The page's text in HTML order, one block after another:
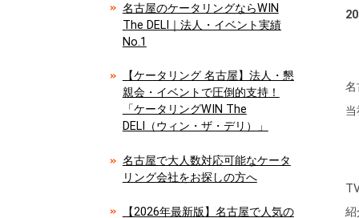
名古屋のケータリングならWIN
The DELI｜法人・イベント実績
No.1
【ケータリング 名古屋】法人・懇
親会・イベントで圧倒的支持！
「ケータリングWIN The
DELI（ウィン・ザ・デリ）」
名古屋で大人数対応可能なケータ
リング会社をお探しの方へ
【2026年最新版】名古屋で人気の